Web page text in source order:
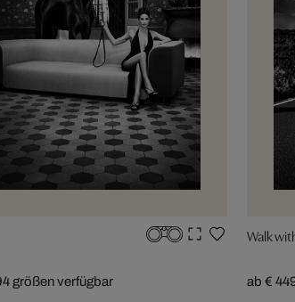
4 größen verfügbar
Walk
ab €